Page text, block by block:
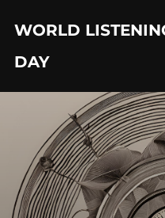
content
WORLD
DAY